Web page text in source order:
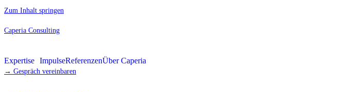
Zum Inhalt springen
Caperia Consulting
Expertise ImpulseReferenzenÜber Caperia
→ Gespräch vereinbaren